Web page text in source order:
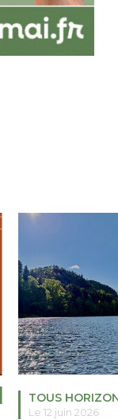
TOUS
Le 12 juin 2026